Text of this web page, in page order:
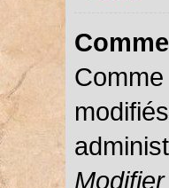
Modifier